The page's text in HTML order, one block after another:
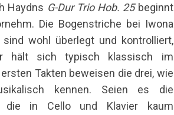
Haydns G-Dur Trio Hob. 25beginnt
Die Bogenstriche bei Iwona
sind wohl überlegt und kontrolliert,
hält sich typisch klassisch im
Takten beweisen die drei, wie
kennen. Seien es die
die in Cello und Klavier kaum